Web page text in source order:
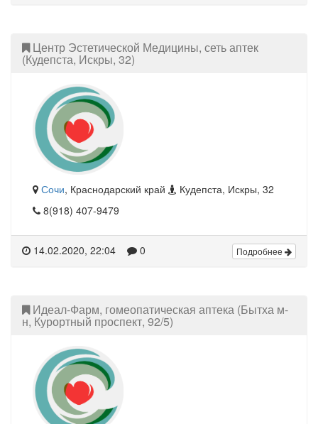
Центр Эстетической Медицины, сеть аптек
(Кудепста, Искры, 32)
Сочи, Краснодарский край
Кудепста, Искры, 32
8(918) 407-9479
14.02.2020, 22:04 0 Подробнее
Идеал-Фарм, гомеопатическая аптека (Бытха м-
н, Курортный проспект, 92/5)